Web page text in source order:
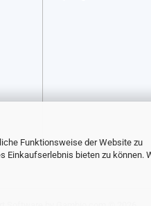
Funktionsweise der Website zu
Einkaufserlebnis bieten zu können.